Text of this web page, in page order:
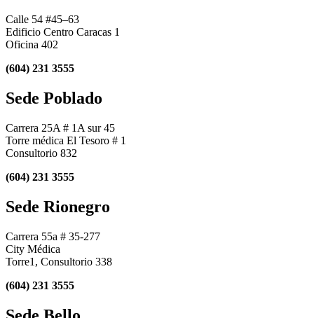
Calle 54 #45–63
Edificio Centro Caracas 1
Oficina 402
(604) 231 3555
Sede Poblado
Carrera 25A # 1A sur 45
Torre médica El Tesoro # 1
Consultorio 832
(604) 231 3555
Sede Rionegro
Carrera 55a # 35-277
City Médica
Torre1, Consultorio 338
(604) 231 3555